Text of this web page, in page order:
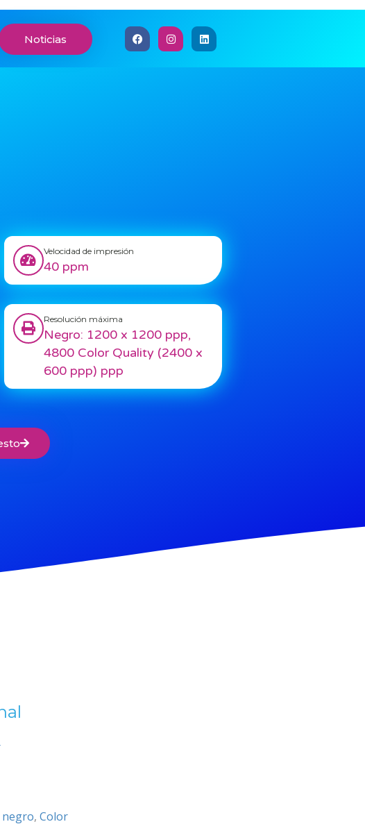
Noticias
Velocidad de impresión
40 ppm
Resolución máxima
Negro: 1200 x 1200 ppp,
4800 Color Quality (2400 x
600 ppp) ppp
negro, Color